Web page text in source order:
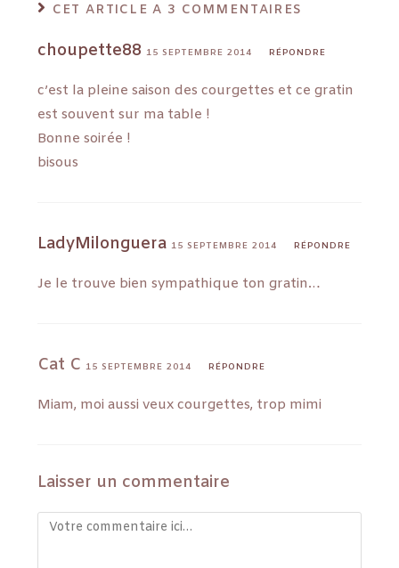
CET ARTICLE A 3 COMMENTAIRES
choupette88 15 SEPTEMBRE 2014 RÉPONDRE
c’est la pleine saison des courgettes et ce gratin
est souvent sur ma table !
Bonne soirée !
bisous
LadyMilonguera 15 SEPTEMBRE 2014 RÉPONDRE
Je le trouve bien sympathique ton gratin…
Cat C15 SEPTEMBRE 2014 RÉPONDRE
Miam, moi aussi veux courgettes, trop mimi
Laisser un commentaire